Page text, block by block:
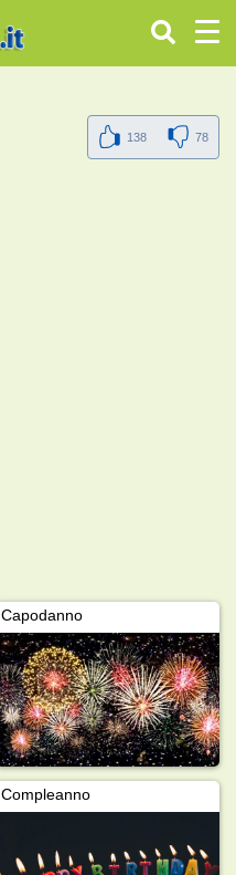
138 78
Capodanno
Compleanno